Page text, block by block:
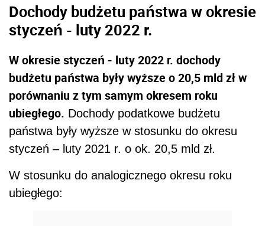
Dochody budżetu państwa w okresie
styczeń - luty 2022 r.
W okresie styczeń - luty 2022 r. dochody
budżetu państwa były wyższe o 20,5 mld zł w
porównaniu z tym samym okresem roku
ubiegłego. Dochody podatkowe budżetu
państwa były wyższe w stosunku do okresu
styczeń – luty 2021 r. o ok. 20,5 mld zł.
W stosunku do analogicznego okresu roku
ubiegłego: